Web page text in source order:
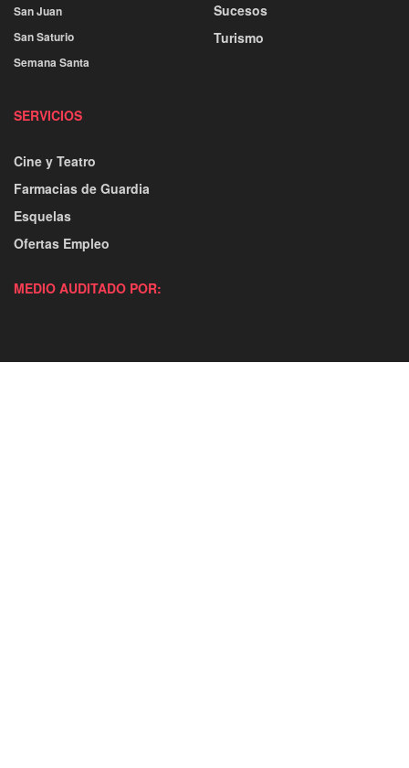
San Juan
San Saturio
Semana Santa
Sucesos
Turismo
SERVICIOS
Cine y Teatro
Farmacias de Guardia
Esquelas
Ofertas Empleo
MEDIO AUDITADO POR: